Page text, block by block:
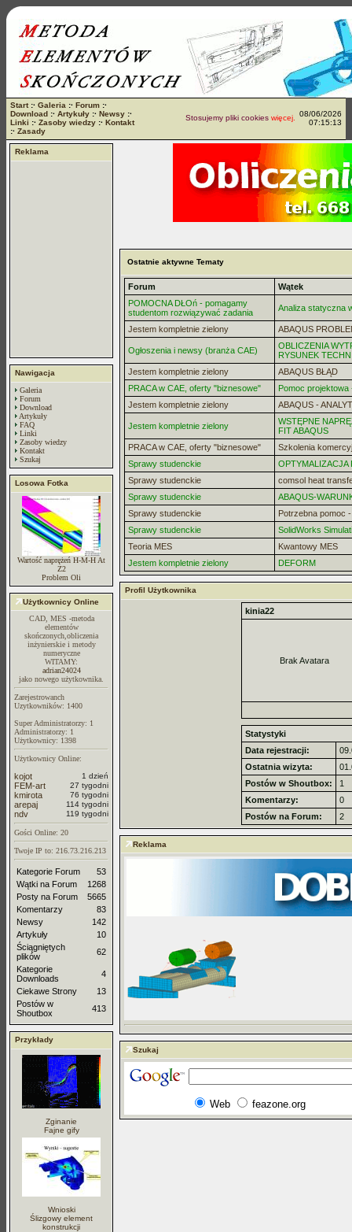
Start:· Galeria :· Forum :·
Download :· Artykuły :· Newsy :·
Linki :· Zasoby wiedzy :· Kontakt
:· Zasady
Stosujemy pliki cookieswięcej...
08/06/2026
07:15:13
Reklama
Nawigacja
Galeria
Forum
Download
Artykuły
FAQ
Linki
Zasoby wiedzy
Kontakt
Szukaj
Losowa Fotka
Wartość naprężeń H-M-H At
Z2
Problem Oli
Użytkownicy Online
CAD, MES -metoda
elementów
skończonych,obliczenia
inżynierskie i metody
numeryczne
WITAMY:
adrian24024
jako nowego użytkownika.
Zarejestrowanch
Uzytkowników: 1400
Super Administratorzy: 1
Administratorzy: 1
Użytkownicy: 1398
Użytkownicy Online:
kojot 1 dzień
FEM-art 27 tygodni
kmirota 76 tygodni
arepaj 114 tygodni
ndv 119 tygodni
Gości Online: 20
Twoje IP to: 216.73.216.213
Kategorie Forum
53
Wątki na Forum
1268
Posty na Forum
5665
Komentarzy
83
Newsy
142
Artykuły
10
Ściągniętych
plików
62
Kategorie
Downloads
4
Ciekawe Strony
13
Postów w
Shoutbox
413
Przykłady
Zginanie
Fajne gify
Wnioski
Ślizgowy element
konstrukcji
Ostatnie aktywne Tematy
Forum
Wątek
POMOCNA DŁOń - pomagamy
studentom rozwiązywać zadania
Analiza statyczna
Jestem kompletnie zielony ABAQUS
Ogłoszenia i newsy (branża CAE)
OBLICZENIA
RYSUNEK
Jestem kompletnie zielony
ABAQUS BŁĄD
PRACA w CAE, oferty "biznesowe"
Pomoc projektowa
Jestem kompletnie zielony
ABAQUS -
Jestem kompletnie zielony
WSTĘPNE
FIT ABAQUS
PRACA w CAE, oferty "biznesowe"
Szkolenia
Sprawy studenckie
OPTYMALIZACJA
Sprawy studenckie
comsol heat
Sprawy studenckie
ABAQUS-
Sprawy studenckie
Potrzebna pomoc
Sprawy studenckie
SolidWorks
Teoria MES
Kwantowy MES
Jestem kompletnie zielony
DEFORM
Profil Użytkownika
kinia22
Brak Avatara
Statystyki
Data rejestracji:
Ostatnia wizyta:
Postów w Shoutbox:
1
Komentarzy:
0
Postów na Forum:
2
Reklama
Szukaj
Web feazone.org